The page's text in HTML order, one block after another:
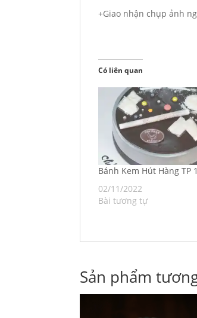
+Giao nhận chụp ảnh
Có liên quan
Bánh Kem Hút Hàng TP
02/11/2022
Bài tương tự
Sản phẩm